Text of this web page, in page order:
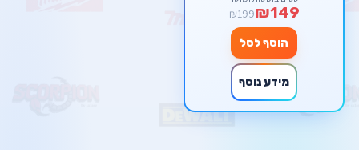
₪149
₪199
הוסף לסל
מידע נוסף